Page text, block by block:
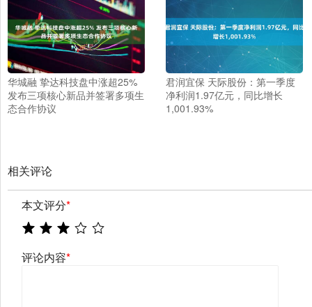
华城融 挚达科技盘中涨超25%
发布三项核心新品并签署多项生
态合作协议
君润宜保 天际股份：第一季度
净利润1.97亿元，同比增长
1,001.93%
相关评论
本文评分*
评论内容*